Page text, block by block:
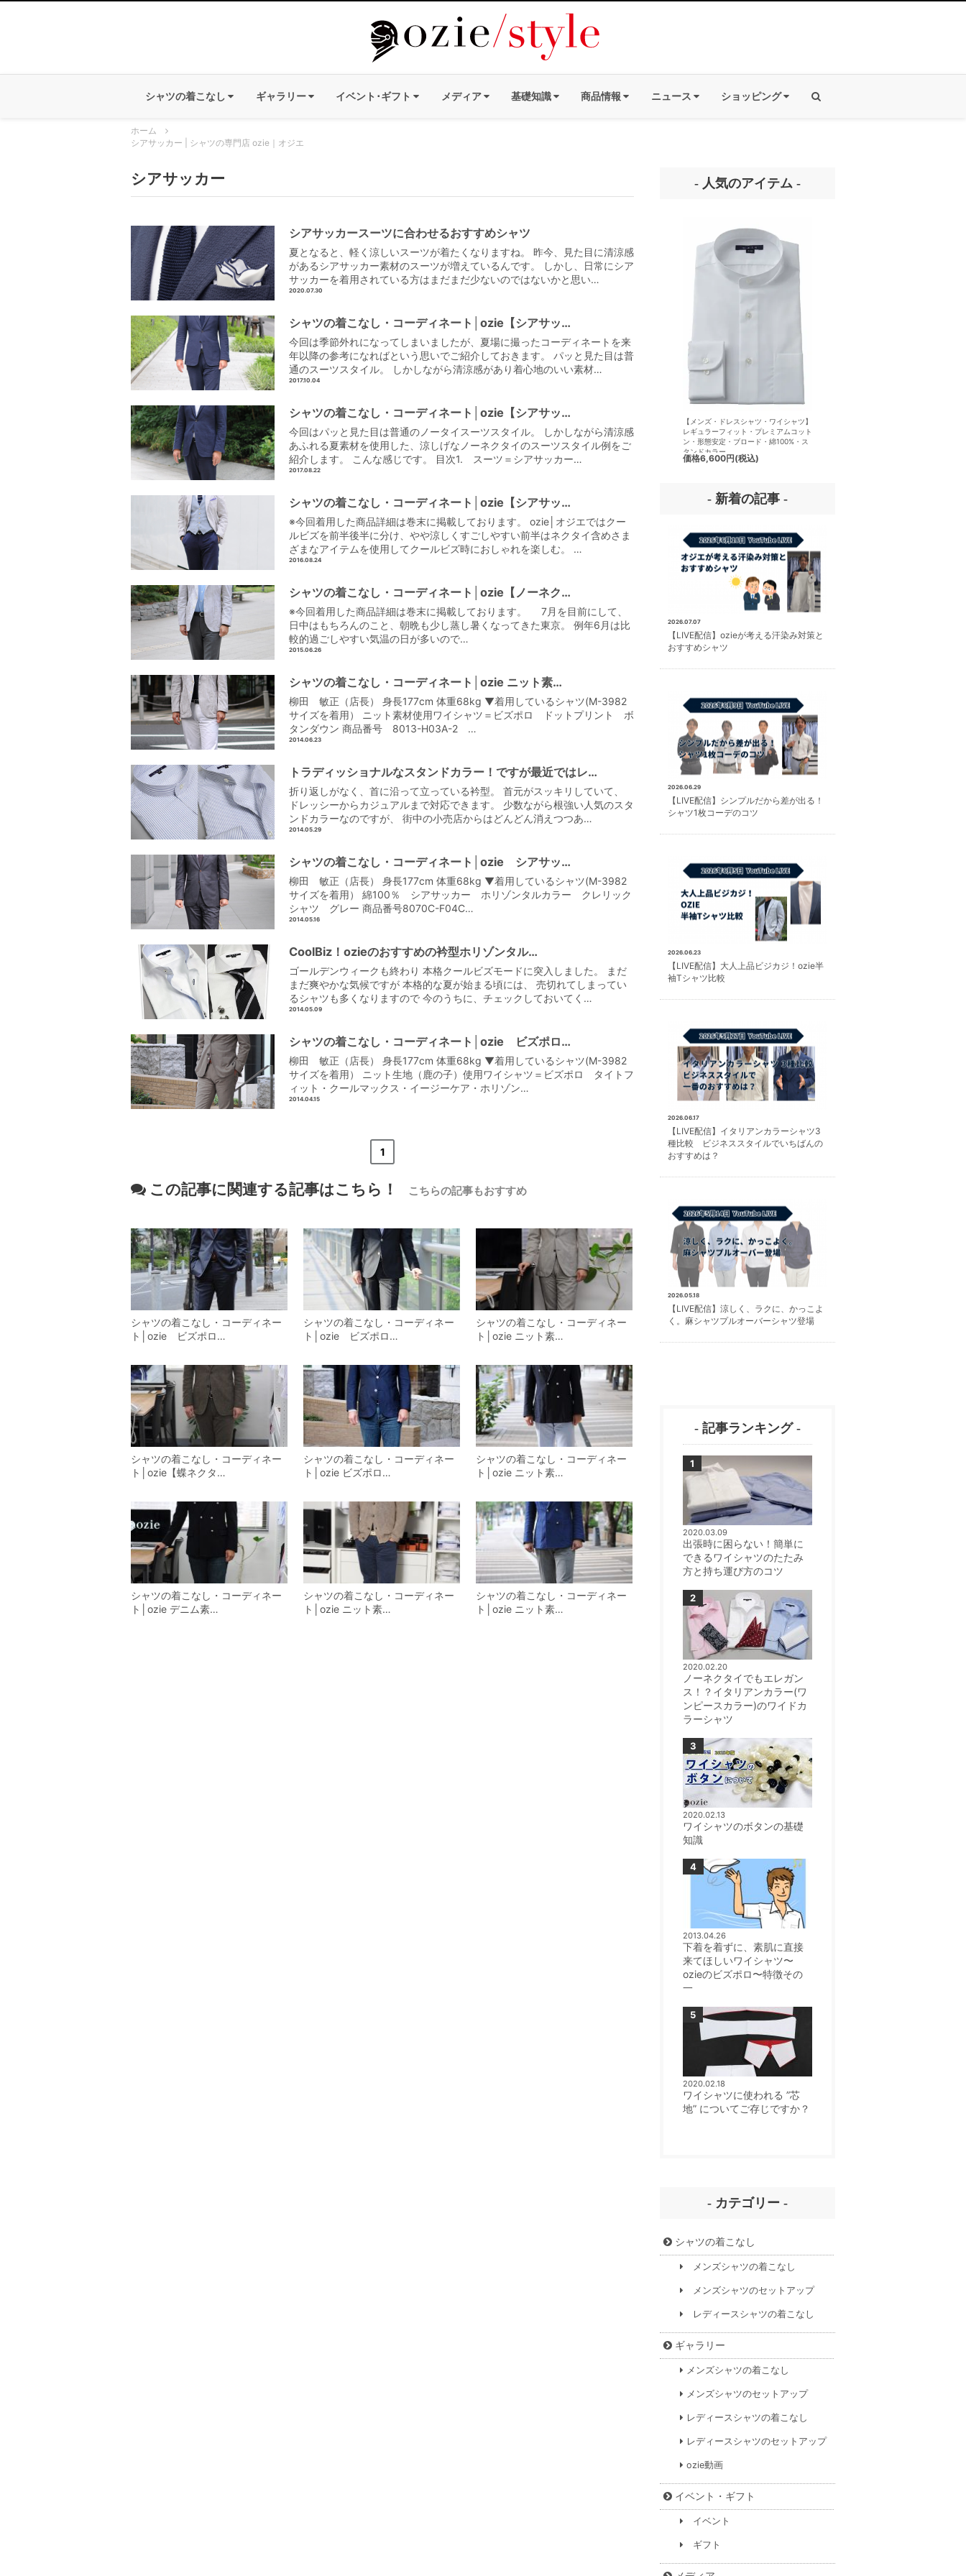
シャツの着こなし ギャラリー イベント･ギフト メディア 基礎知識 商品情報 ニュース ショッピング
ホーム
シアサッカー | シャツの専門店 ozie｜オジエ
シアサッカー
シアサッカースーツに合わせるおすすめシャツ
夏となると、軽く涼しいスーツが着たくなりますね。 昨今、見た目に清涼感
があるシアサッカー素材のスーツが増えているんです。 しかし、日常にシア
サッカーを着用されている方はまだまだ少ないのではないかと思い…
2020.07.30
シャツの着こなし・コーディネート│ozie【シアサッ…
今回は季節外れになってしまいましたが、夏場に撮ったコーディネートを来
年以降の参考になればという思いでご紹介しておきます。 パッと見た目は普
通のスーツスタイル。 しかしながら清涼感があり着心地のいい素材…
2017.10.04
シャツの着こなし・コーディネート│ozie【シアサッ…
今回はパッと見た目は普通のノータイスーツスタイル。 しかしながら清涼感
あふれる夏素材を使用した、涼しげなノーネクタイのスーツスタイル例をご
紹介します。 こんな感じです。 目次1. スーツ＝シアサッカー…
2017.08.22
シャツの着こなし・コーディネート│ozie【シアサッ…
※今回着用した商品詳細は巻末に掲載しております。 ozie│オジエではクー
ルビズを前半後半に分け、やや涼しくすごしやすい前半はネクタイ含めさま
ざまなアイテムを使用してクールビズ時におしゃれを楽しむ。 …
2016.08.24
シャツの着こなし・コーディネート│ozie【ノーネク…
※今回着用した商品詳細は巻末に掲載しております。 7月を目前にして、
日中はもちろんのこと、朝晩も少し蒸し暑くなってきた東京。 例年6月は比
較的過ごしやすい気温の日が多いので…
2015.06.26
シャツの着こなし・コーディネート│ozie ニット素…
柳田 敏正（店長） 身長177cm 体重68kg ▼着用しているシャツ(M-3982
サイズを着用） ニット素材使用ワイシャツ＝ビズポロ ドットプリント ボ
タンダウン 商品番号 8013-H03A-2 …
2014.06.23
トラディッショナルなスタンドカラー！ですが最近ではレ…
折り返しがなく、首に沿って立っている衿型。 首元がスッキリしていて、
ドレッシーからカジュアルまで対応できます。 少数ながら根強い人気のスタ
ンドカラーなのですが、 街中の小売店からはどんどん消えつつあ…
2014.05.29
シャツの着こなし・コーディネート│ozie シアサッ…
柳田 敏正（店長） 身長177cm 体重68kg ▼着用しているシャツ(M-3982
サイズを着用） 綿100％ シアサッカー ホリゾンタルカラー クレリック
シャツ グレー 商品番号8070C-F04C…
2014.05.16
CoolBiz！ozieのおすすめの衿型ホリゾンタル…
ゴールデンウィークも終わり 本格クールビズモードに突入しました。 まだ
まだ爽やかな気候ですが 本格的な夏が始まる頃には、 売切れてしまってい
るシャツも多くなりますので 今のうちに、チェックしておいてく…
2014.05.09
シャツの着こなし・コーディネート│ozie ビズポロ…
柳田 敏正（店長） 身長177cm 体重68kg ▼着用しているシャツ(M-3982
サイズを着用） ニット生地（鹿の子）使用ワイシャツ＝ビズポロ タイトフ
ィット・クールマックス・イージーケア・ホリゾン…
2014.04.15
1
この記事に関連する記事はこちら！ こちらの記事もおすすめ
シャツの着こなし・コーディネー
ト│ozie ビズポロ…
シャツの着こなし・コーディネー
ト│ozie ビズポロ…
シャツの着こなし・コーディネー
ト│ozie ニット素…
シャツの着こなし・コーディネー
ト│ozie【蝶ネクタ…
シャツの着こなし・コーディネー
ト│ozie ビズポロ…
シャツの着こなし・コーディネー
ト│ozie ニット素…
シャツの着こなし・コーディネー
ト│ozie デニム素…
シャツの着こなし・コーディネー
ト│ozie ニット素…
シャツの着こなし・コーディネー
ト│ozie ニット素…
- 人気のアイテム -
【メンズ・ドレスシャツ・ワイシャツ】
ナチュラルフィット・プレミアムコット
ン120番手双糸・イージーケア・ブロー
ド・ワイドカラー・ホリゾンタルカラ
ー・レギュラーカラー・スナップダウ
価格7,700円(税込)
【メンズ・ドレスシャツ・ワイシャツ】
レギュラーフィット・プレミアムコット
ン・形態安定・ブロード・綿100%・ス
タンドカラー
価格6,600円(税込)
- 新着の記事 -
2026.07.07
【LIVE配信】ozieが考える汗染み対策と
おすすめシャツ
2026.06.29
【LIVE配信】シンプルだから差が出る！
シャツ1枚コーデのコツ
2026.06.23
【LIVE配信】大人上品ビジカジ！ozie半
袖Tシャツ比較
2026.06.17
【LIVE配信】イタリアンカラーシャツ3
種比較 ビジネススタイルでいちばんの
おすすめは？
2026.05.18
【LIVE配信】涼しく、ラクに、かっこよ
く。麻シャツプルオーバーシャツ登場
- 記事ランキング -
2020.03.09
出張時に困らない！簡単に
できるワイシャツのたたみ
方と持ち運び方のコツ
2020.02.20
ノーネクタイでもエレガン
ス！？イタリアンカラー(ワ
ンピースカラー)のワイドカ
ラーシャツ
2020.02.13
ワイシャツのボタンの基礎
知識
2013.04.26
下着を着ずに、素肌に直接
来てほしいワイシャツ〜
ozieのビズポロ〜特徴その
一
2020.02.18
ワイシャツに使われる ”芯
地” についてご存じですか？
- カテゴリー -
シャツの着こなし
メンズシャツの着こなし
メンズシャツのセットアップ
レディースシャツの着こなし
ギャラリー
メンズシャツの着こなし
メンズシャツのセットアップ
レディースシャツの着こなし
レディースシャツのセットアップ
ozie動画
イベント・ギフト
イベント
ギフト